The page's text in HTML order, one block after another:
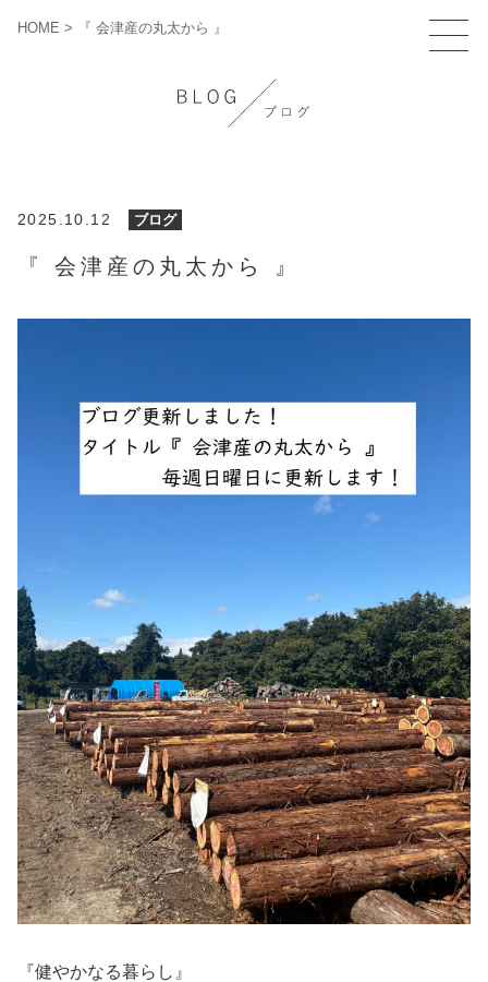
HOME > 『 会津産の丸太から 』
2025.10.12 ブログ
『 会津産の丸太から 』
『健やかなる暮らし』